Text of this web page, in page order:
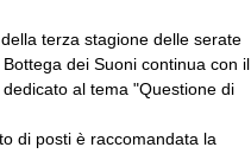
terza stagione delle serate
dei Suoni continua con il
al tema "Questione di
di posti è raccomandata la